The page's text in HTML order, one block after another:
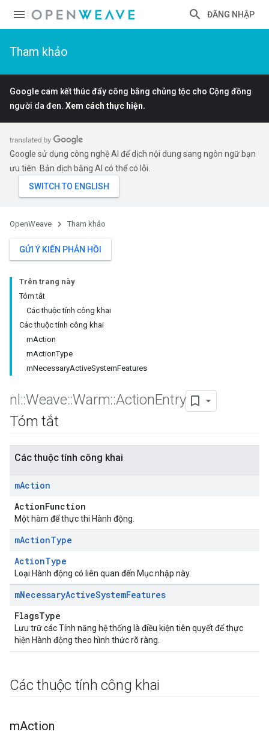
ĐĂNG NHẬP
Tham khảo
Google cam kết thúc đẩy công bằng chủng tộc cho Cộng đồng
người da đen. Xem cách thực hiện.
Google sử dụng công nghệ AI để dịch nội dung sang ngôn ngữ bạn
ưu tiên. Bản dịch bằng AI có thể có lỗi.
OpenWeave Tham khảo
GỬI Ý KIẾN PHẢN HỒI
Trên trang này
Tóm tắt
Các thuộc tính công khai
Các thuộc tính công khai
mAction
mActionType
mNecessaryActiveSystemFeatures
nl ::Weave::Warm::ActionEntry
Tóm tắt
Các thuộc tính công khai
mAction
ActionFunction
Một hàm để thực thi Hành động.
mActionType
ActionType
Loại Hành động có liên quan đến Mục nhập này.
mNecessaryActiveSystemFeatures
FlagsType
Lưu trữ các Tính năng hệ thống là điều kiện tiên quyết để thực
hiện Hành động theo hình thức rõ ràng.
Các thuộc tính công khai
mAction